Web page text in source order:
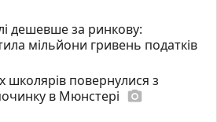
дешевше за ринкову:
мільйони гривень податків
школярів повернулися з
в Мюнстері photo_camera